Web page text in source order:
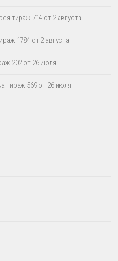
тираж 714 от 2 августа
1784 от 2 августа
202 от 26 июля
тираж 569 от 26 июля